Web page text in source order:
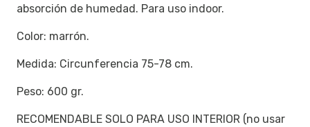
absorción de humedad. Para uso indoor.
Color: marrón.
Medida: Circunferencia 75-78 cm.
Peso: 600 gr.
RECOMENDABLE SOLO PARA USO INTERIOR (no usar